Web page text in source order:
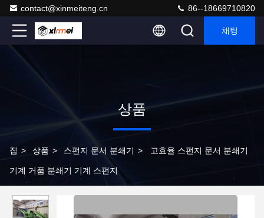
contact@xinmeiteng.cn 86--18669710820
채팅
상품
집 > 상품 > 스펀지 문서 분쇄기 > 고효율 스펀지 문서 분쇄기
기계 거품 분쇄기 기계 스펀지